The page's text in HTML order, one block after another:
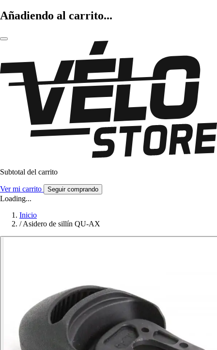
Añadiendo al carrito...
Subtotal del carrito
Ver mi carrito Seguir comprando
Loading...
Inicio
/Asidero de sillín QU-AX